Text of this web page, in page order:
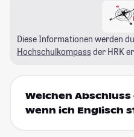
Diese Informationen werden
Hochschulkompass der HRK
Welchen
wenn ich Englisch